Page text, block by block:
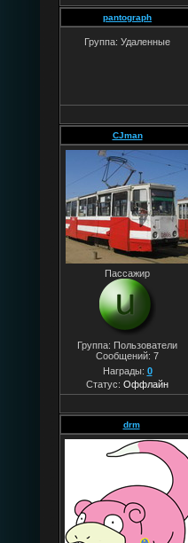
pantograph
Группа: Удаленные
CJman
Пассажир
Группа: Пользователи
Сообщений: 7
Награды: 0
Статус: Оффлайн
drm